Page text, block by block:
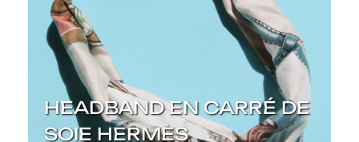
HEADBAND EN CARRÉ DE
SOIE HERMÈS